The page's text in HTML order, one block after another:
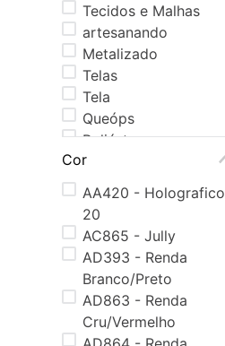
Tecidos e Malhas
artesanando
Metalizado
Telas
Tela
Queóps
Poliéster
Espumas
Studio
Lona
Holográfico
Spumapack
Glitter
Estampado
PU
Cor
AA420 - Holografico
20
AC865 - Jully
AD393 - Renda
Branco/Preto
AD863 - Renda
Cru/Vermelho